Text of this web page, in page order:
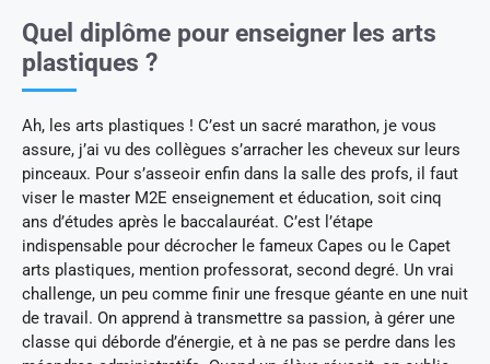
Quel diplôme pour enseigner les arts
plastiques ?
Ah, les arts plastiques ! C’est un sacré marathon, je vous
assure, j’ai vu des collègues s’arracher les cheveux sur leurs
pinceaux. Pour s’asseoir enfin dans la salle des profs, il faut
viser le master M2E enseignement et éducation, soit cinq
ans d’études après le baccalauréat. C’est l’étape
indispensable pour décrocher le fameux Capes ou le Capet
arts plastiques, mention professorat, second degré. Un vrai
challenge, un peu comme finir une fresque géante en une nuit
de travail. On apprend à transmettre sa passion, à gérer une
classe qui déborde d’énergie, et à ne pas se perdre dans les